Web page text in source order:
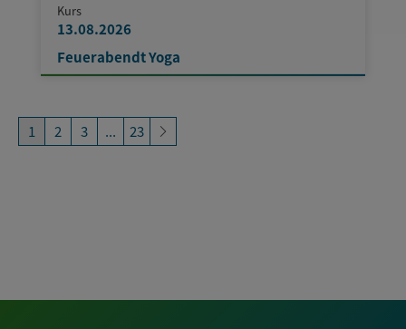
Kurs
13.08.2026
Feuerabendt Yoga
1 2 3 ... 23